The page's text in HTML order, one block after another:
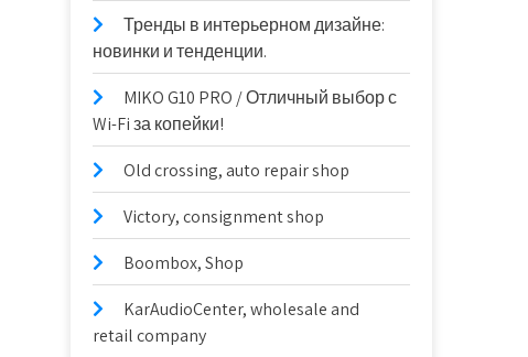
Тренды в интерьерном дизайне:
новинки и тенденции.
MIKO G10 PRO / Отличный выбор с
Wi-Fi за копейки!
Old crossing, auto repair shop
Victory, consignment shop
Boombox, Shop
KarAudioCenter, wholesale and
retail company